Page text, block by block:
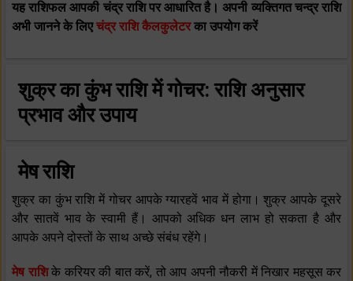
यह राशिफल आपकी चंद्र राशि पर आधारित है। अपनी व्यक्तिगत चन्द्र राशि
अभी जानने के लिएचंद्र राशि कैलकुलेटरका उपयोग करें
शुक्र का कुंभ राशि में गोचर: राशि अनुसार
प्रभाव और उपाय
मेष राशि
शुक्र का कुंभ राशि में गोचर आपके ग्‍यारहवें भाव में होगा। शुक्र आपके दूसरे
और सातवें भाव के स्‍वामी हैं। आपको अधिक धन लाभ हो सकता है और
आपके अपने दोस्‍तों के साथ अच्‍छे संबंध रहेंगे।
मेष राशिके करियर की बात करें, तो आप अपनी नौकरी में निखार महसूस कर